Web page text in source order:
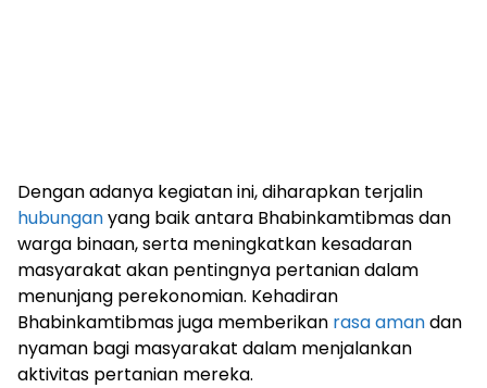
Dengan adanya kegiatan ini, diharapkan terjalin
hubunganyang baik antara Bhabinkamtibmas dan
warga binaan, serta meningkatkan kesadaran
masyarakat akan pentingnya pertanian dalam
menunjang perekonomian. Kehadiran
Bhabinkamtibmas juga memberikan rasa amandan
nyaman bagi masyarakat dalam menjalankan
aktivitas pertanian mereka.